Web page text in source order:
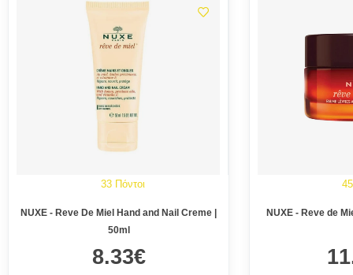
33 Πόντοι
NUXE - Reve De Miel Hand and Nail Creme |
50ml
8.33€
NUXE - Reve de